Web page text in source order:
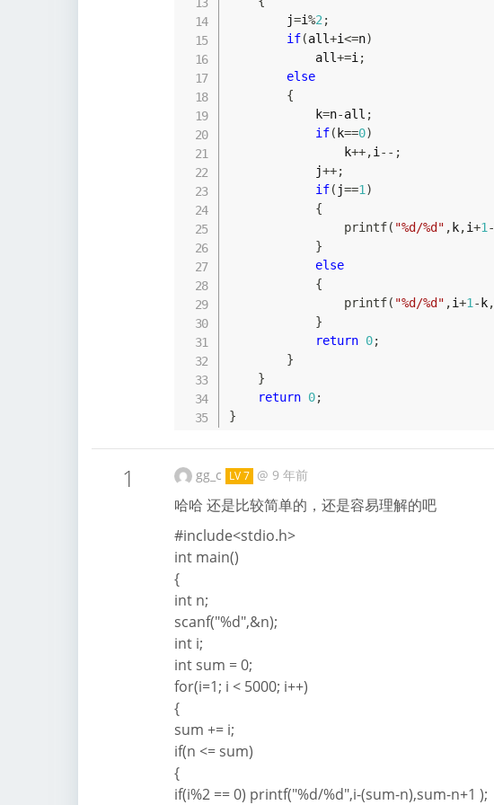
        j
=i%2 ;
if(all+i<=n)
            all
+=i ;
else
{
            k
=n-all ;
if( k==0)
                k
++,i -- ;
            j
++;
if( j==1 )
{
printf( "%d/%d" , k,i+1 -
}
else
{
printf( "%d/%d" ,i+1 - k,
}
return 0;
}
}
return 0;
}
1 gg_c LV 7 @ 9 年前
哈哈 还是比较简单的，还是容易理解的吧
#include<stdio.h>
int main()
{
int n;
scanf("%d",&n);
int i;
int sum = 0;
for(i=1; i < 5000; i++)
{
sum += i;
if(n <= sum)
{
if(i%2 == 0) printf("%d/%d",i-(sum-n),sum-n+1 );